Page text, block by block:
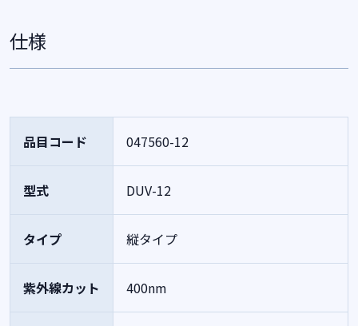
仕様
品目コード 047560-12
型式 DUV-12
タイプ 縦タイプ
紫外線カット 400nm